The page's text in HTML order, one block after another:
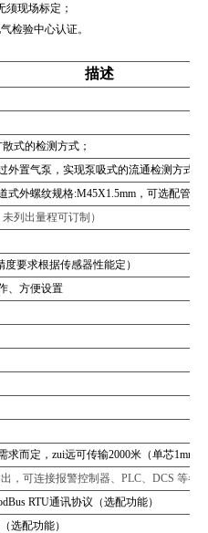
现场标定；
检验中心认证。
描述
式的检测方式；
外置气泵，实现泵吸式的流通检测方式
式外螺纹规格:M45X1.5mm，可选配管道
列出量程可订制）
要求根据传感器性能定）
、方便设置
求而定，zui远可传输2000米（单芯1mm2
，可连接报警控制器、PLC、DCS 等各
RTU通讯协议 （选配功能）
选配功能）